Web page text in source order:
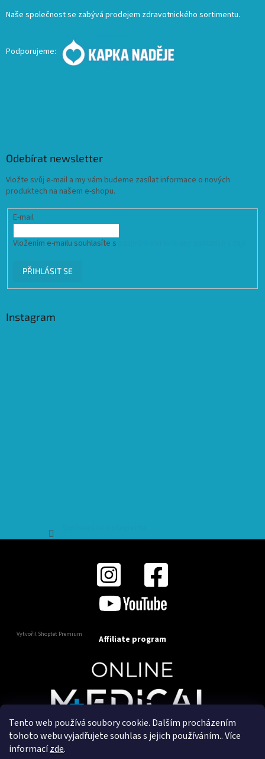
Tento web používá soubory cookie. Dalším procházením
tohoto webu vyjadřujete souhlas s jejich používáním.. Více
informacízde.
Naše společnost se zabývá prodejem zdravotnického sortimentu.
Podporujeme:
Odebírat newsletter
Vložte svůj e-mail a my vám budeme zasílat informace o nových
produktech na našem e-shopu.
E-mail
Vložením e-mailu souhlasíte s
PŘIHLÁSIT SE
Instagram
Vytvořil Shoptet Premium Affiliate program
Copyright 2025OnlineMedical.cz. Všechna práva
Vytvořil a marketingově zajišťuje